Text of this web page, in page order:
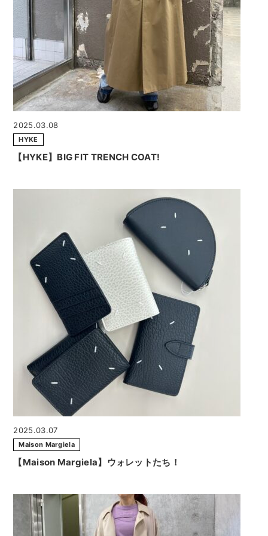
2025.03.08
HYKE
【HYKE】BIG FIT TRENCH COAT!
2025.03.07
Maison Margiela
【Maison Margiela】ウォレットたち！